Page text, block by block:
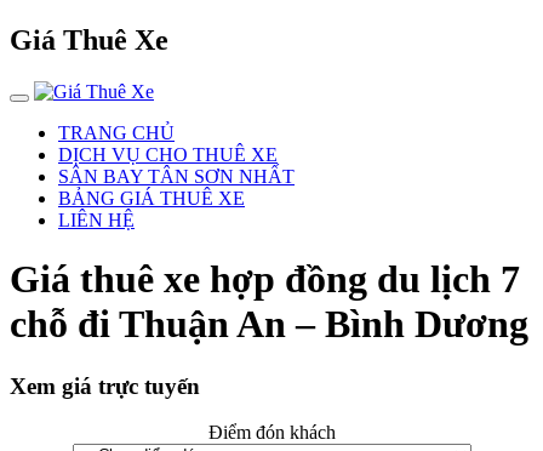
Giá Thuê Xe
TRANG CHỦ
DỊCH VỤ CHO THUÊ XE
SÂN BAY TÂN SƠN NHẤT
BẢNG GIÁ THUÊ XE
LIÊN HỆ
Giá thuê xe hợp đồng du lịch 7
chỗ đi Thuận An – Bình Dương
Xem giá trực tuyến
Điểm đón khách